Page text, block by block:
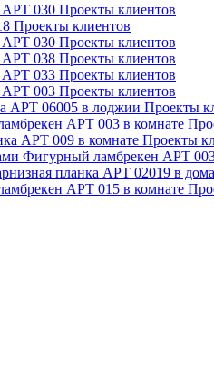
АРТ 030 Проекты клиентов
Проекты клиентов
АРТ 030 Проекты клиентов
АРТ 038 Проекты клиентов
АРТ 033 Проекты клиентов
АРТ 003 Проекты клиентов
АРТ 06005 в лоджии Проекты
АРТ 003 в комнате
АРТ 009 в комнате Проекты
Фигурный ламбрекен АРТ
планка АРТ 02019 в
АРТ 015 в комнате